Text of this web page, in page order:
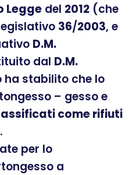
Legge del 2012 (che
36/2003, e
D.M.
dal D.M.
ha stabilito che lo
– gesso e
come rifiuti
per lo
a